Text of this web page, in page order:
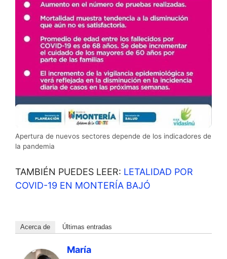
Apertura de nuevos sectores depende de los indicadores de
la pandemia
TAMBIÉN PUEDES LEER: LETALIDAD POR
COVID-19 EN MONTERÍA BAJÓ
Acerca de Últimas entradas
María